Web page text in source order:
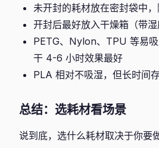
未开封的耗材放在密封袋中，
开封后最好放入干燥箱（带湿
PETG、Nylon、TPU 等易
干 4-6 小时效果最好
PLA 相对不吸湿，但长时间
总结：选耗材看场景
说到底，选什么耗材取决于你要